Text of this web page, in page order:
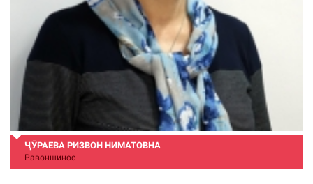
ҶӮРАЕВА РИЗВОН НИМАТОВНА
Равоншинос